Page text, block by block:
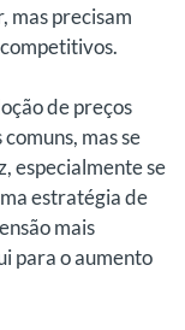
mas precisam
de preços
mas se
especialmente se
estratégia de
mais
para o aumento